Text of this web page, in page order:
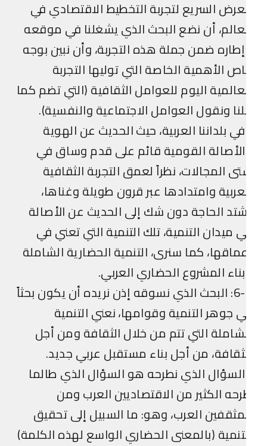
السريع لتجربة التخطيط الاقتصادي في
أن نضع البحث الذي يشغلنا في موقعه
ضمن جملة هذه التجربة، وأن نبين بوجه
الأهمية الخاصة التي توليها التجربة
اليوم للعوامل الثقافية (التي تضم كما
ونقول العوامل الاجتماعية والنفسية).
بلداننا العربية، حيث الحديث عن الهوية
القومية قائم على قدم وساق في
المجالات، نظراً لعمق التجربة الثقافية
وامتدادها عبر قرون طويلة وغناها،
الحاجة دون شك إلى الحديث عن الأصالة
ميدان التنمية، تلك التنمية التي تعني في
كما سنرى، التنمية الحضارية الشاملة
المشروع الحضاري العربي.
6-1: البحث الذي نسوقه إذن نريده أن يكون بحثاً
جوهر التنمية وقوامها، نعني التنمية
التي تتم من خلال الثقافة ومن أجل
من أجل بناء مستقبل عربي جديد.
الذي نطرحه هو السؤال الذي طالما
الكثير من الاقتصاديين العرب ومن
العرب، وهو: ما السبيل إلى تحقيق
(بالمعنى الحضاري الواسع لهذه الكلمة)